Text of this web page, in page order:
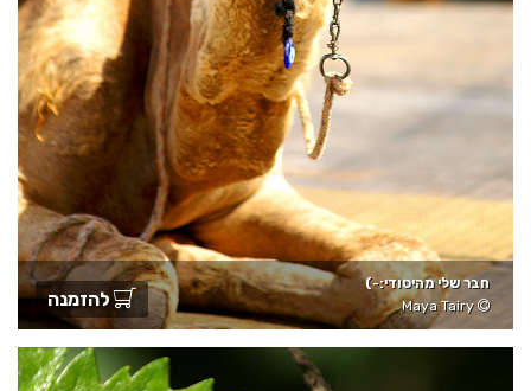
חבר שלי מהיסודי:-)
Maya Tairy
להזמנה